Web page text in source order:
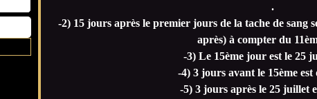
.
-2) 15 jours après le premier jours de la tache de sang
après) à compter du
-3) Le 15ème jour est le 25
-4) 3 jours avant le 15ème est
-5) 3 jours après le 25 juillet